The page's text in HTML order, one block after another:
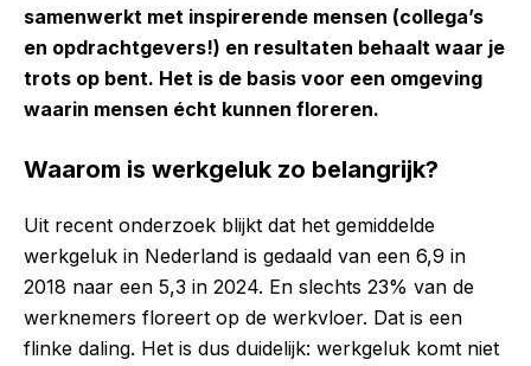
samenwerkt met inspirerende mensen (collega’s
en opdrachtgevers!) en resultaten behaalt waar je
trots op bent. Het is de basis voor een omgeving
waarin mensen écht kunnen floreren.
Waarom is werkgeluk zo belangrijk?
Uit recent onderzoek blijkt dat het gemiddelde
werkgeluk in Nederland is gedaald van een 6,9 in
2018 naar een 5,3 in 2024. En slechts 23% van de
werknemers floreert op de werkvloer. Dat is een
flinke daling. Het is dus duidelijk: werkgeluk komt niet